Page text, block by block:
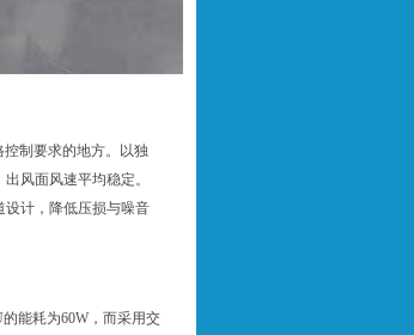
制要求的地方。以独
风面风速平均稳定。
设计，降低压损与噪音
的能耗为60W，而采用交